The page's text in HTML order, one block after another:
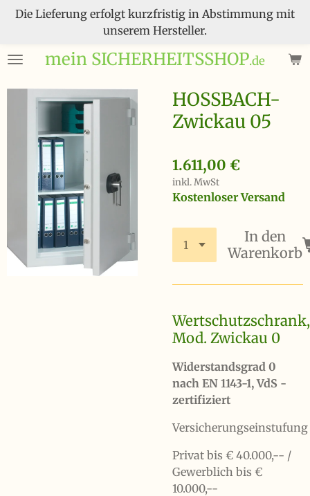
Zum
mein SICHERHEITSSHOP.de
Die Lieferung erfolgt kurzfristig in Abstimmung mit
unserem Hersteller.
HOSSBACH-
Zwickau 05
1.611,00 €
inkl. MwSt
Kostenloser Versand
In den
Warenkorb
Wertschutzschrank,
Mod. Zwickau 0
Widerstandsgrad 0
nach EN 1143-1, VdS -
zertifiziert
Versicherungseinstufung
Privat bis € 40.000,-- /
Gewerblich bis €
10.000,--